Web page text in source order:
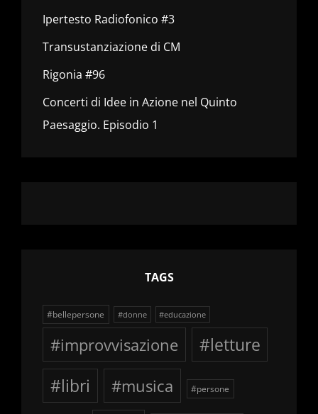
Ipertesto Radiofonico #3
Transustanziazione di CM
Rigonia #96
Concerti di Idee in Azione nel Quinto
Paesaggio. Episodio 1
TAGS
#bellepersone #donne #educazione
#improvvisazione
#letture
#libri
#musica #persone